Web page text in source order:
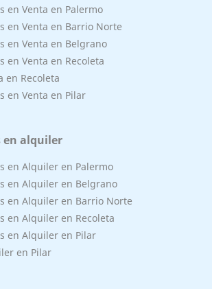
en Venta en Palermo
en Venta en Barrio Norte
en Venta en Belgrano
en Venta en Recoleta
en Recoleta
en Venta en Pilar
en alquiler
en Alquiler en Palermo
en Alquiler en Belgrano
en Alquiler en Barrio Norte
en Alquiler en Recoleta
en Alquiler en Pilar
en Pilar